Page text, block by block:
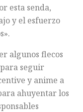
esta senda,
y el esfuerzo
algunos flecos
seguir
y anime a
ahuyentar los